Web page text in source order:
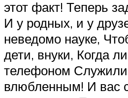
этот факт! Теперь
И у родных, и у
неведомо науке,
дети, внуки, Когда
телефоном
влюбленным! И вас